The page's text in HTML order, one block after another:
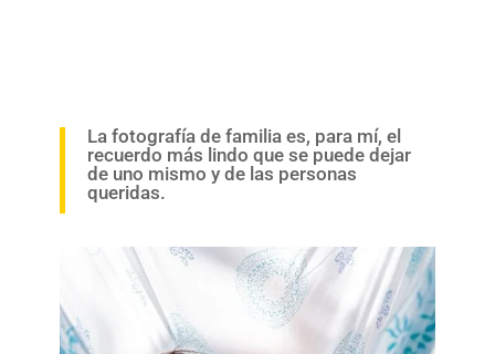
La fotografía de familia es, para mí, el
recuerdo más lindo que se puede dejar
de uno mismo y de las personas
queridas.